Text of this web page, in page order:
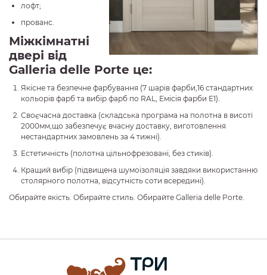
лофт;
прованс.
Міжкімнатні
двері від
Galleria delle Porte це:
Якісне та безпечне фарбування (7 шарів фарби,16 стандартних
кольорів фарб та вибір фарб по RAL, Емісія фарби Е1).
Своєчасна доставка (складська програма на полотна в висоті
2000мм,що забезпечує вчасну доставку, виготовлення
нестандартних замовлень за 4 тижні).
Естетичність (полотна цільнофрезовані, без стиків).
Кращий вибір (підвищена шумоізоляція завдяки використанню
столярного полотна, відсутність соти всередині).
Обирайте якість. Обирайте стиль. Обирайте Galleria delle Porte.